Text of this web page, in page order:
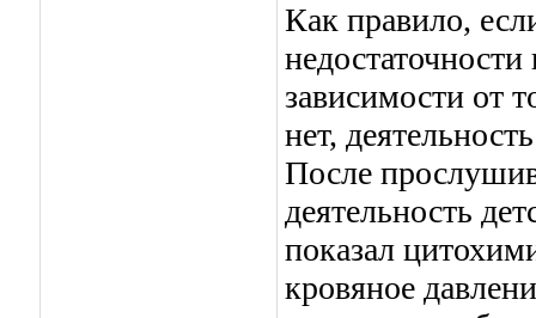
Как правило,
зависимости от
нет,
После
деятельность
показал
кровяное